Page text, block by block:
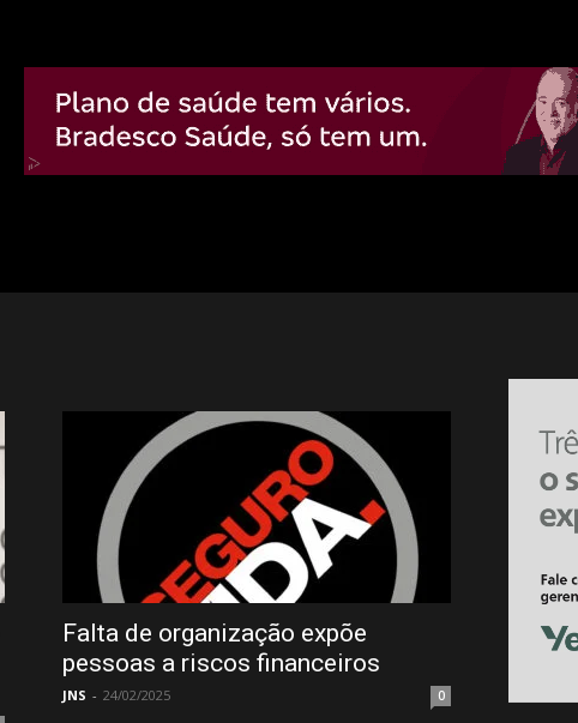
Falta de organização expõe
pessoas a riscos financeiros
JNS - 24/02/2025 0